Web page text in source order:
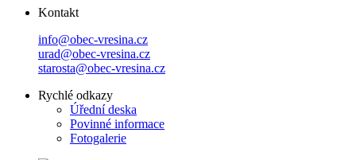
Kontakt
info@obec-vresina.cz
urad@obec-vresina.cz
starosta@obec-vresina.cz
Rychlé odkazy
Úřední deska
Povinné informace
Fotogalerie